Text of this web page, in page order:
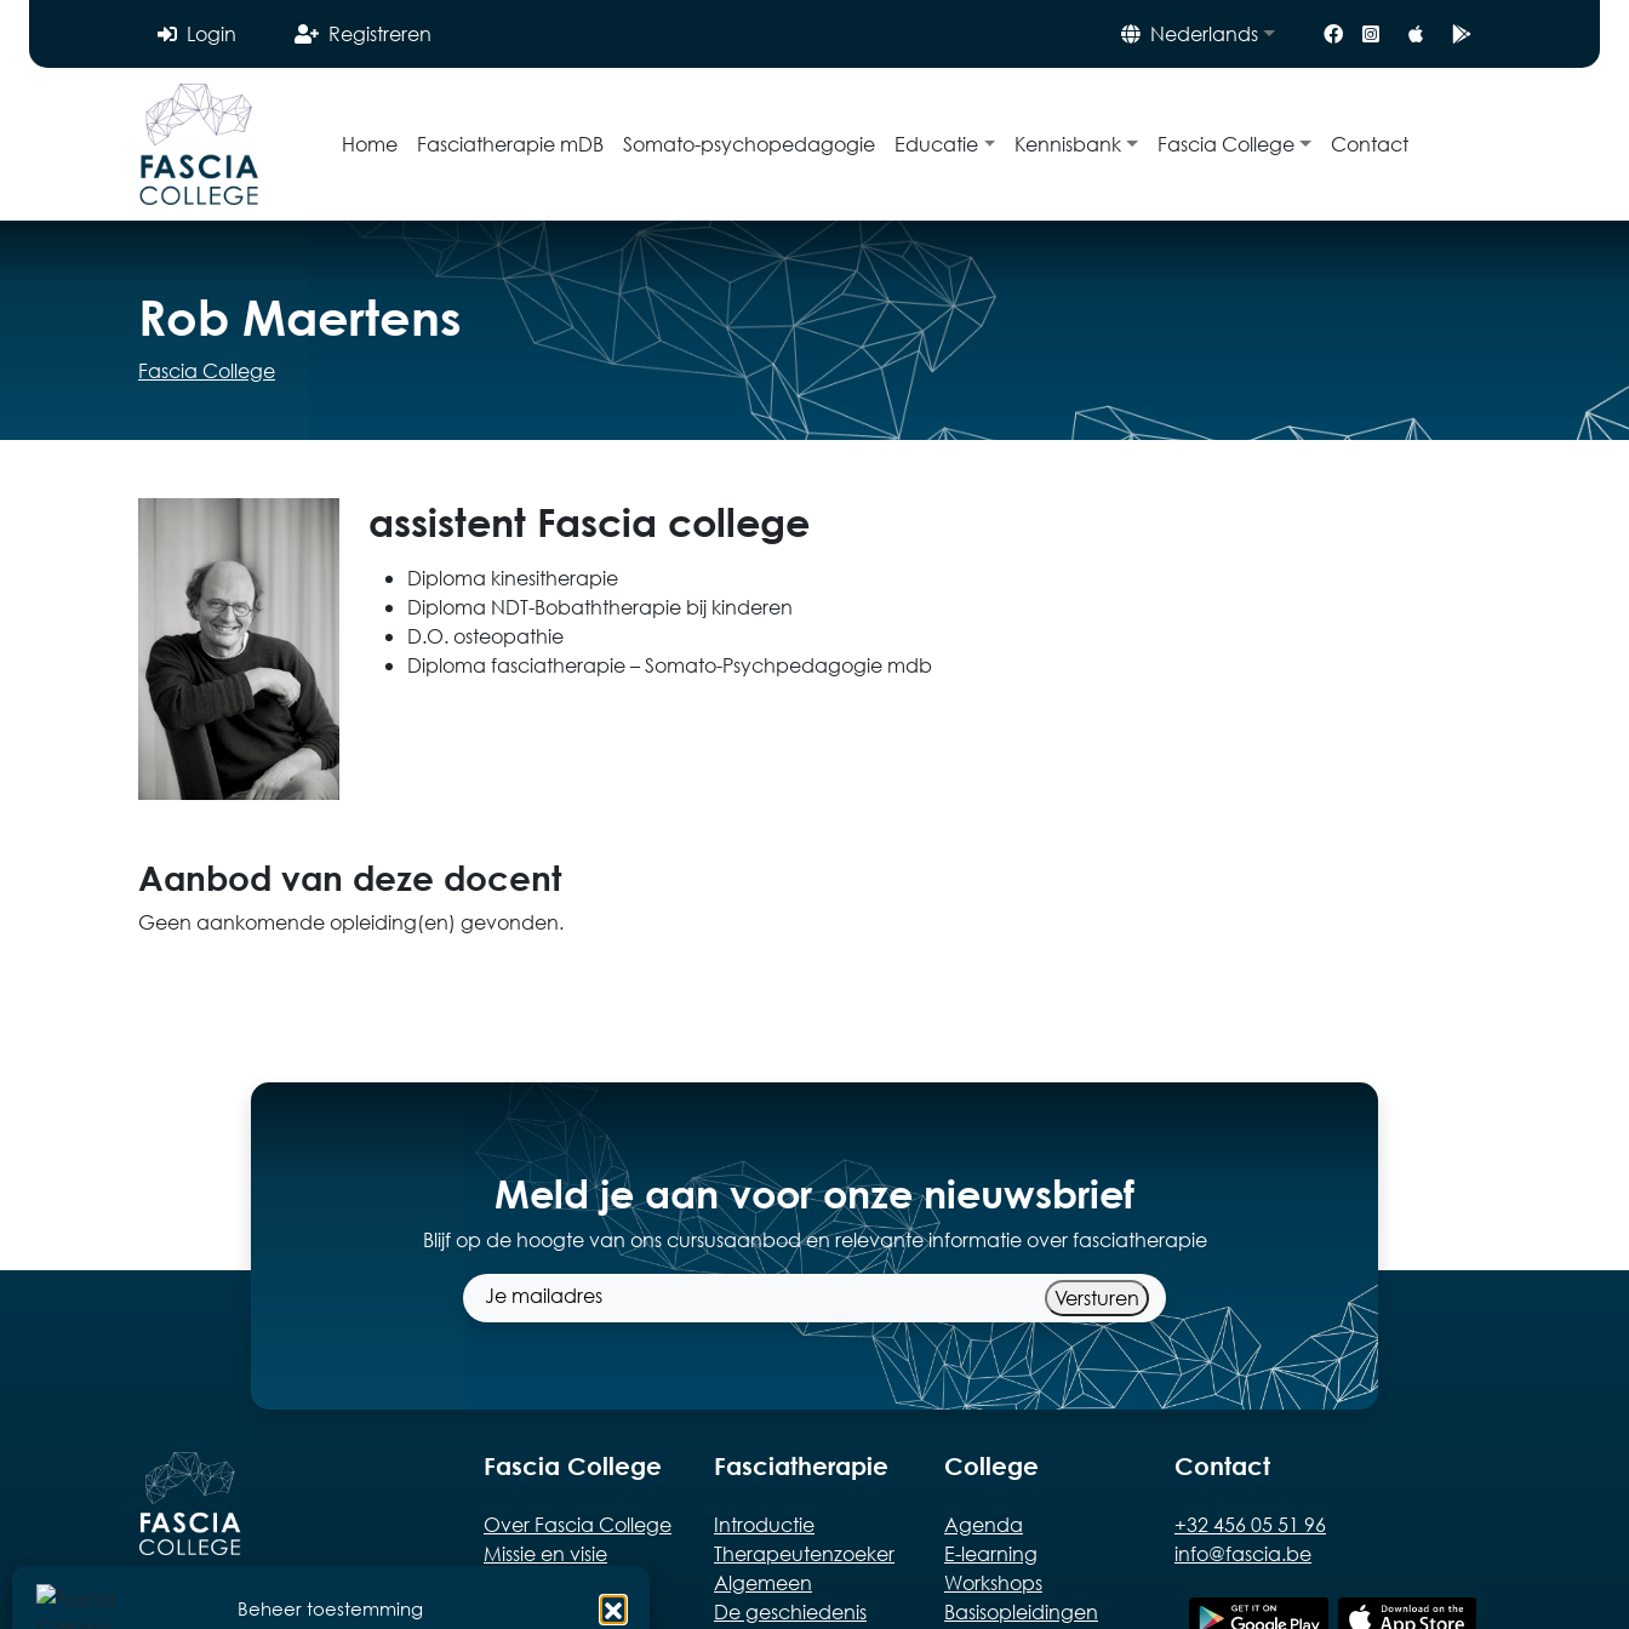
Beheer toestemming
Login Registreren Nederlands
Home Fasciatherapie mDB Somato-psychopedagogie Educatie Kennisbank Fascia College Contact
Rob Maertens
Fascia College
assistent Fascia college
Diploma kinesitherapie
Diploma NDT-Bobaththerapie bij kinderen
D.O. osteopathie
Diploma fasciatherapie – Somato-Psychpedagogie mdb
Aanbod van deze docent
Geen aankomende opleiding(en) gevonden.
Meld je aan voor onze nieuwsbrief
Blijf op de hoogte van ons cursusaanbod en relevante informatie over fasciatherapie
Versturen
Drongenplein 26b3
Fascia College
Over Fascia College
Missie en visie
KMO-portefeuille
Fasciatherapie
Introductie
Therapeutenzoeker
Algemeen
De geschiedenis
College
Agenda
E-learning
Workshops
Basisopleidingen
Contact
+32 456 05 51 96
info@fascia.be